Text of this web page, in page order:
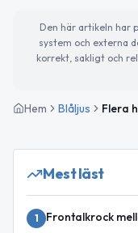
Den här artikeln har
system och externa
korrekt, sakligt och
Hem Blåljus
Mest läst
1 Frontalkrock